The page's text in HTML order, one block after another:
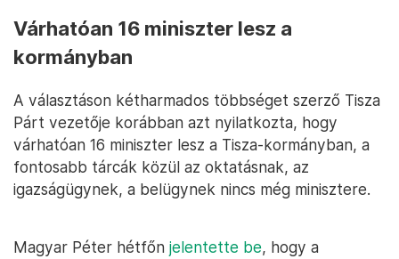
Várhatóan 16 miniszter lesz a
kormányban
A választáson kétharmados többséget szerző Tisza
Párt vezetője korábban azt nyilatkozta, hogy
várhatóan 16 miniszter lesz a Tisza-kormányban, a
fontosabb tárcák közül az oktatásnak, az
igazságügynek, a belügynek nincs még minisztere.
Magyar Péter hétfőn jelentette be, hogy a